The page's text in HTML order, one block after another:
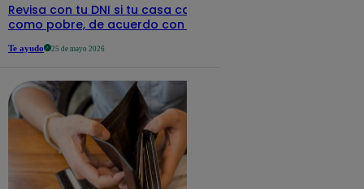
Revisa con tu DNI si tu casa califica
como pobre, de acuerdo con el Sisfoh
Te ayudo 25 de mayo 2026